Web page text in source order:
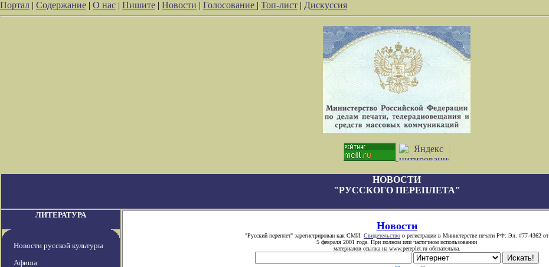
Портал | Содержание | О нас | Пишите | Новости | Голосование | Топ-лист | Дискуссия
НОВОСТИ
"РУССКОГО ПЕРЕПЛЕТА"
ЛИТЕРАТУРА
Новости русской культуры
Афиша
Новости
"Русский переплет" зарегистрирован как СМИ. Свидетельство о регистрации в Министерстве печати РФ: Эл. #77-4362 от
5 февраля 2001 года. При полном или частичном использовании
материалов ссылка на www.pereplet.ru обязательна.